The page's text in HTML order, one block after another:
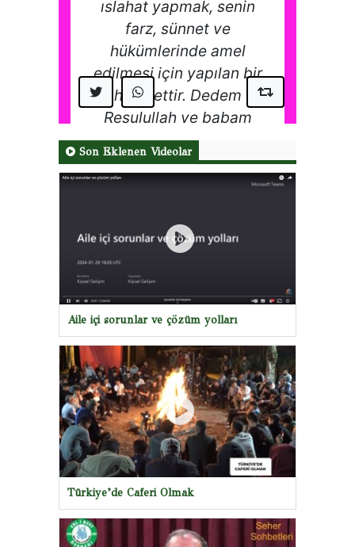
Son Eklenen Videolar
Aile içi sorunlar ve çözüm yolları
Türkiye’de Caferi Olmak